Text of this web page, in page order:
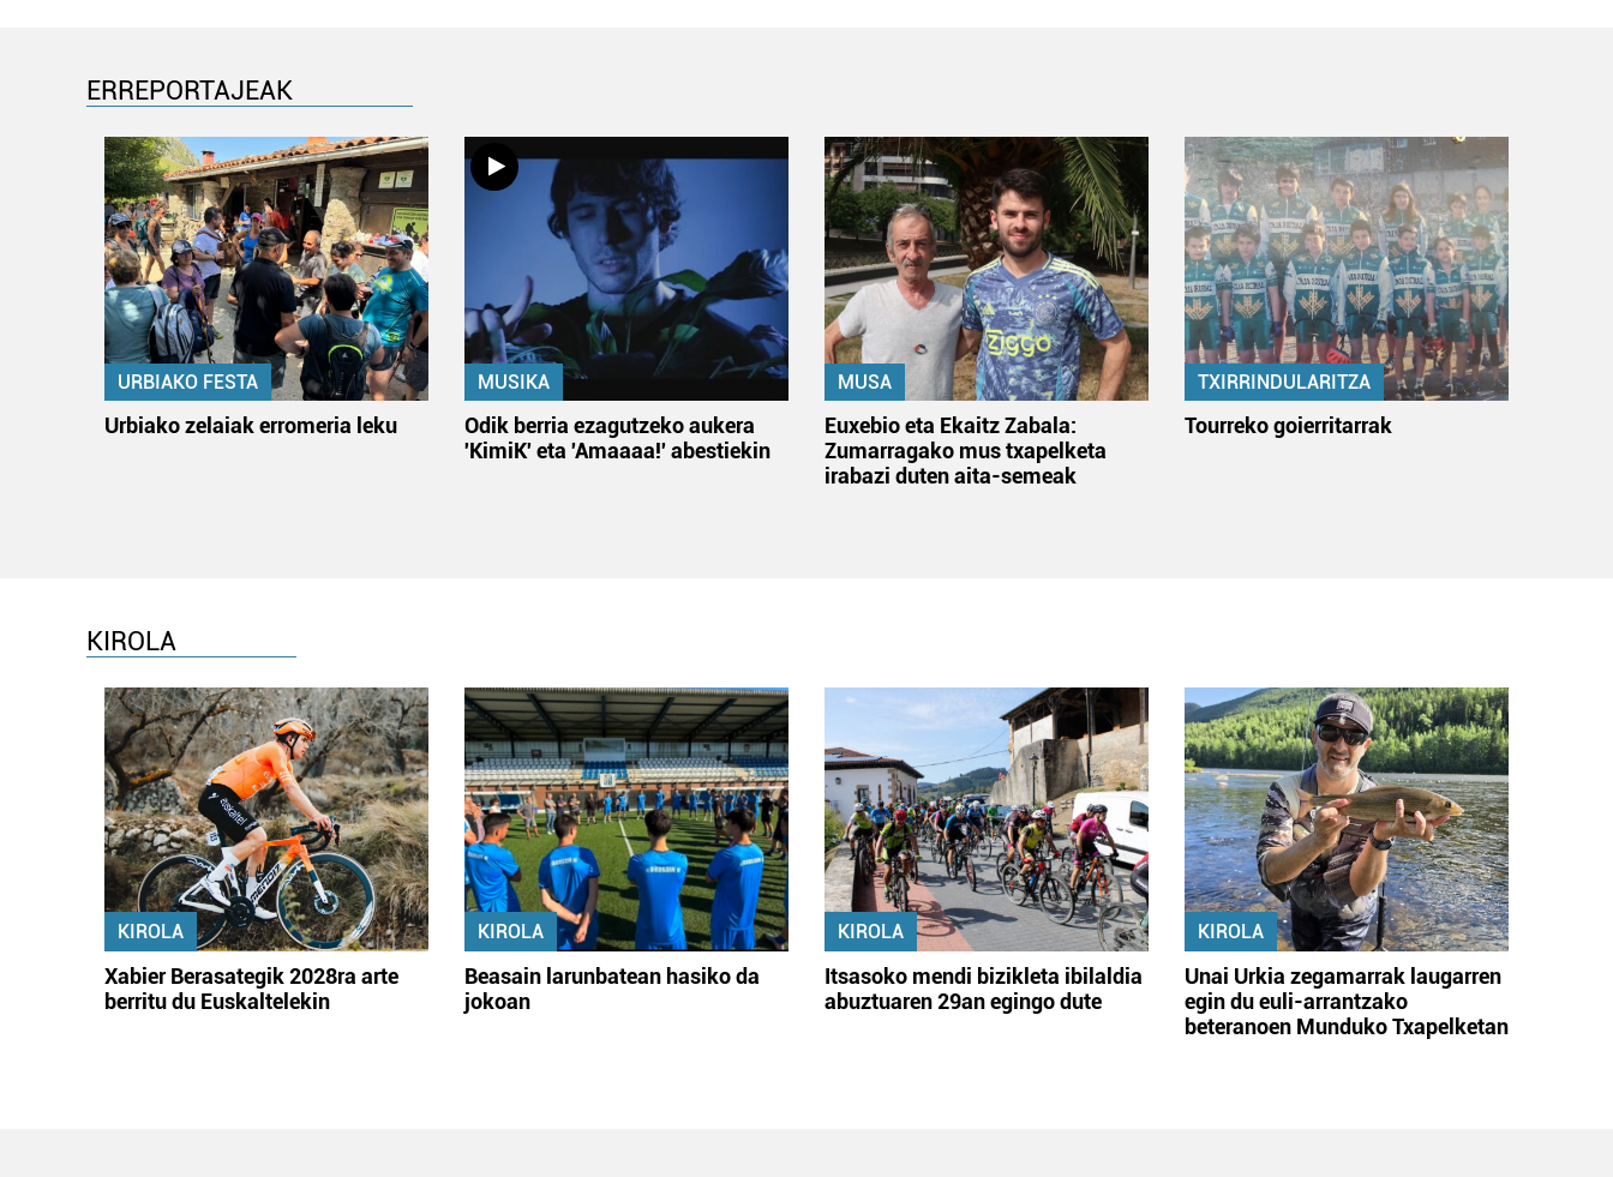
ERREPORTAJEAK
URBIAKO FESTA
Urbiako zelaiak erromeria leku
MUSIKA
Odik berria ezagutzeko aukera
'KimiK' eta 'Amaaaa!' abestiekin
MUSA
Euxebio eta Ekaitz Zabala:
Zumarragako mus txapelketa
irabazi duten aita-semeak
TXIRRINDULARITZA
Tourreko goierritarrak
KIROLA
KIROLA
Xabier Berasategik 2028ra arte
berritu du Euskaltelekin
KIROLA
Beasain larunbatean hasiko da
jokoan
KIROLA
Itsasoko mendi bizikleta ibilaldia
abuztuaren 29an egingo dute
KIROLA
Unai Urkia zegamarrak laugarren
egin du euli-arrantzako
beteranoen Munduko Txapelketan